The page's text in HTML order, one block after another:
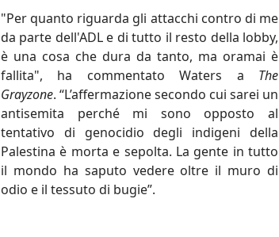
"Per quanto riguarda gli attacchi contro di me
da parte dell'ADL e di tutto il resto della lobby,
è una cosa che dura da tanto, ma oramai è
fallita", ha commentato Waters a The
Grayzone. “L’affermazione secondo cui sarei un
antisemita perché mi sono opposto al
tentativo di genocidio degli indigeni della
Palestina è morta e sepolta. La gente in tutto
il mondo ha saputo vedere oltre il muro di
odio e il tessuto di bugie”.